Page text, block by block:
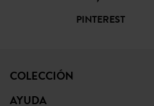
PINTEREST
COLECCIÓN
AYUDA